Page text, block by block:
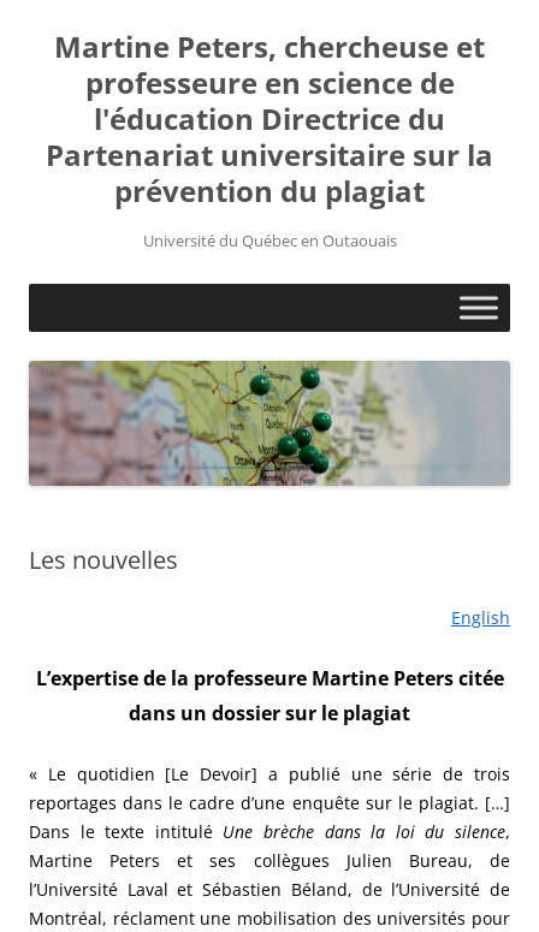
Martine Peters, chercheuse et
professeure en science de
l'éducation Directrice du
Partenariat universitaire sur la
prévention du plagiat
Université du Québec en Outaouais
Aller
Les nouvelles
English
L’expertise de la professeure Martine Peters citée
dans un dossier sur le plagiat
« Le quotidien [Le Devoir] a publié une série de trois
reportages dans le cadre d’une enquête sur le plagiat. […]
Dans le texte intitulé Une brèche dans la loi du silence,
Martine Peters et ses collègues Julien Bureau, de
l’Université Laval et Sébastien Béland, de l’Université de
Montréal, réclament une mobilisation des universités pour